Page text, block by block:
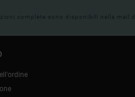
complete sono disponibili nella mail